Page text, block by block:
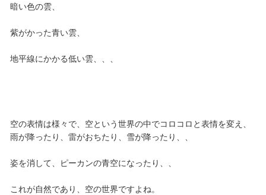
暗い色の雲、
紫がかった青い雲、
地平線にかかる低い雲、、、
空の表情は様々で、空という世界の中でコロコロと表情を変え、
雨が降ったり、雷がおちたり、雪が降ったり、、
姿を消して、ピーカンの青空になったり、、
これが自然であり、空の世界ですよね。